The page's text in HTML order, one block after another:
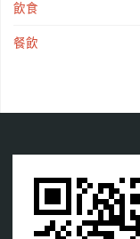
飲食
餐飲